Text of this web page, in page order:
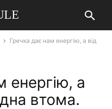
Гречка дає нам енергію, а від
енергію, а
втома.